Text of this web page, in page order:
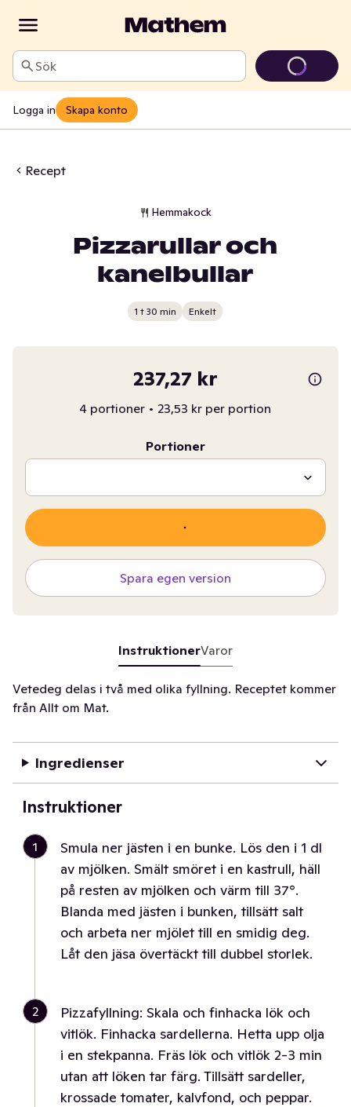
Sök
Logga in Skapa konto
Recept
Hemmakock
Pizzarullar och
kanelbullar
1 t 30 min Enkelt
237,27 kr
4 portioner • 23,53 kr per portion
Portioner
Spara egen version
InstruktionerVaror
Vetedeg delas i två med olika fyllning. Receptet kommer
från Allt om Mat.
Ingredienser
Instruktioner
1
Smula ner jästen i en bunke. Lös den i 1 dl
av mjölken. Smält smöret i en kastrull, häll
på resten av mjölken och värm till 37°.
Blanda med jästen i bunken, tillsätt salt
och arbeta ner mjölet till en smidig deg.
Låt den jäsa övertäckt till dubbel storlek.
2
Pizzafyllning: Skala och finhacka lök och
vitlök. Finhacka sardellerna. Hetta upp olja
i en stekpanna. Fräs lök och vitlök 2-3 min
utan att löken tar färg. Tillsätt sardeller,
krossade tomater, kalvfond, och peppar.